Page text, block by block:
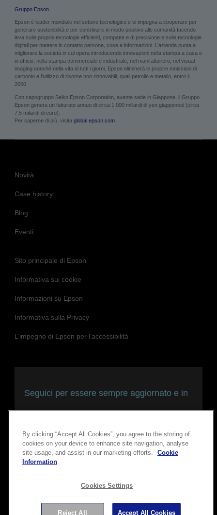
Gruppo Epson
Epson è leader mondiale nel settore tecnologico e si impegna a cooperare per
generare sostenibilità e per contribuire in modo positivo alle comunità facendo
leva sulle proprie tecnologie efficienti, compatte e di precisione e sulle tecnologie
digitali per mettere in contatto persone, cose e informazioni. L’azienda punta a
migliorare la società in cui opera introducendo innovazioni nella stampa a casa e
in ufficio, nella stampa commerciale e industriale, nel manifatturiero, nel visual
imaging nonché nella vita di tutti i giorni. Epson eliminerà le proprie emissioni di
carbonio e l’utilizzo di risorse non rinnovabili, quali petrolio e metallo, entro il
2050.
Con capogruppo Seiko Epson Corporation, avente sede in Giappone, il Gruppo
Epson genera un fatturato annuo di circa 1.000 miliardi di yen giapponesi (circa
7,5 miliardi di euro).
Per saperne di più, visita global.epson.com
Novità
Case history
Blog
Eventi
Sito principale di Epson
Informativa sui cookie
Informazioni su Epson
Informativa sulla Privacy
L’impegno di Epson per l’accessibilità
Seguici per essere sempre aggiornato e in
Copyright © 2026 Seiko Epson Corporation. Tutti i diritti
By clicking “Accept All Cookies”, you agree to the storing of
cookies on your device to enhance site navigation, analyse
site usage, and assist in our marketing efforts.
Cookie
Information
Cookies Settings
Reject All Accept All Cookies